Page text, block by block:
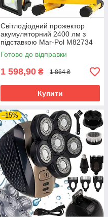
Світлодіодний прожектор
акумуляторний 2400 лм з
підставкою Mar-Pol M82734
50 Вт
Готово до відправки
1 598,90 ₴ 1 864 ₴
Купити
–15%